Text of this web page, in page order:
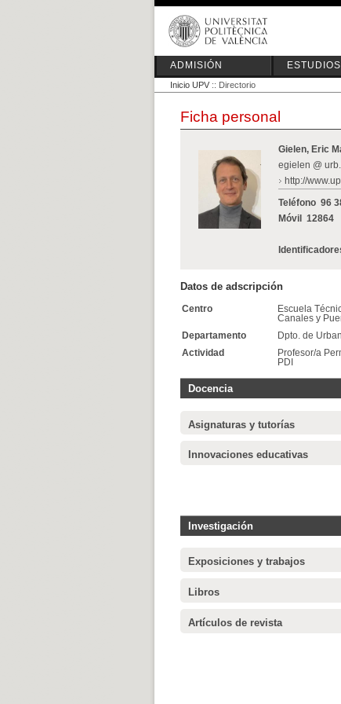
ADMISIÓN ESTUDIOS
Inicio UPV :: Directorio
Ficha personal
Gielen, Eric
egielen @
http://
Teléfono 96
Móvil
12864
Datos de adscripción
Centro
Escuela
Canales y
Departamento
Dpto. de
Actividad
Profesor/a
PDI
Docencia
Asignaturas y tutorías
Innovaciones educativas
Investigación
Exposiciones y trabajos
Libros
Artículos de revista